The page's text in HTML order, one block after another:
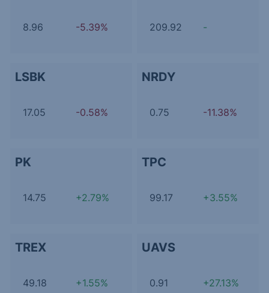
8.96 -5.39% 209.92 -
LSBK
17.05 -0.58%
NRDY
0.75 -11.38%
PK
14.75 +2.79%
TPC
99.17 +3.55%
TREX
49.18 +1.55%
UAVS
0.91 +27.13%